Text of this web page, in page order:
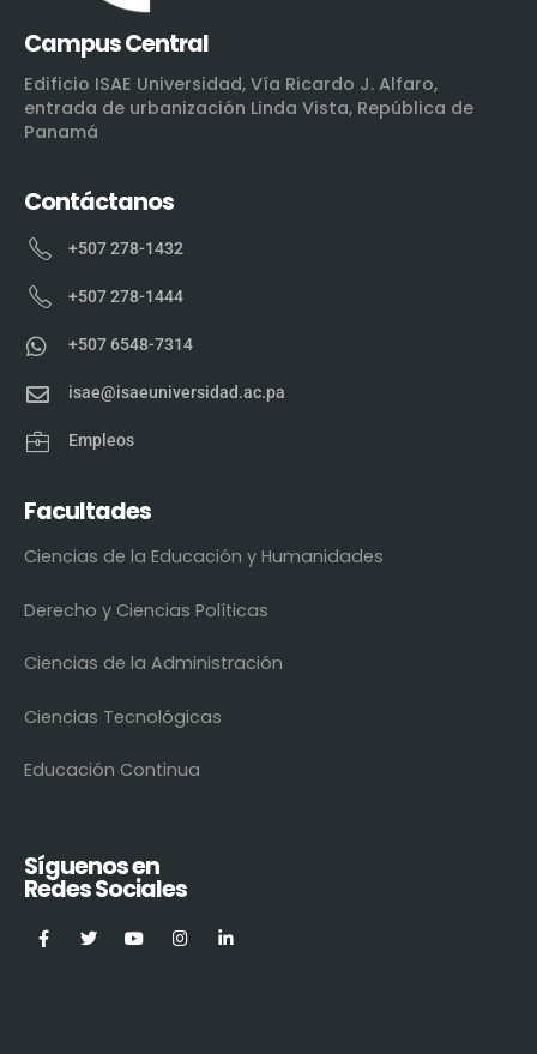
Campus Central
Edificio ISAE Universidad, Vía Ricardo J. Alfaro,
entrada de urbanización Linda Vista, República de
Panamá
Contáctanos
+507 278-1432
+507 278-1444
+507 6548-7314
isae@isaeuniversidad.ac.pa
Empleos
Facultades
Ciencias de la Educación y Humanidades
Derecho y Ciencias Políticas
Ciencias de la Administración
Ciencias Tecnológicas
Educación Continua
Síguenos en
Redes Sociales